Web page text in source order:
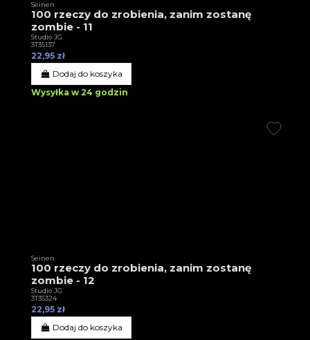
Seinen
100 rzeczy do zrobienia, zanim zostanę
zombie - 11
Studio JG
3T35137
22,95 zł
Dodaj do koszyka
Wysyłka w 24 godzin
Seinen
100 rzeczy do zrobienia, zanim zostanę
zombie - 12
Studio JG
3T35324
22,95 zł
Dodaj do koszyka